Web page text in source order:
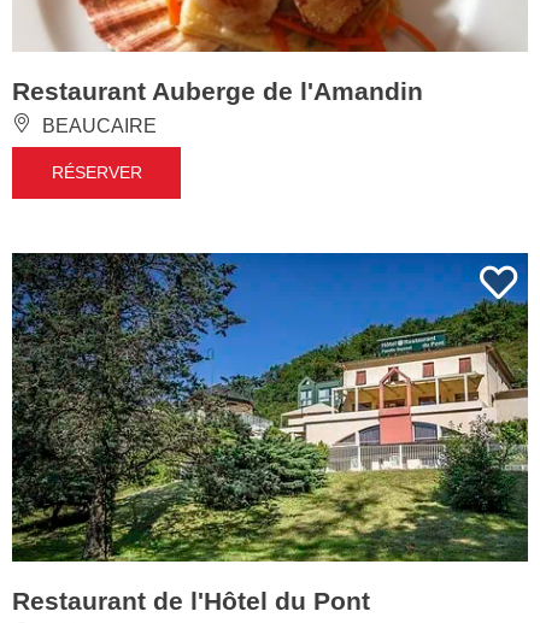
Restaurant Auberge de l'Amandin
BEAUCAIRE
RÉSERVER
Restaurant de l'Hôtel du Pont